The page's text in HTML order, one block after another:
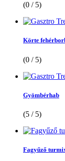
(0 / 5)
Körte
(0 / 5)
Gyömbérhab
(5 / 5)
Fagyűző